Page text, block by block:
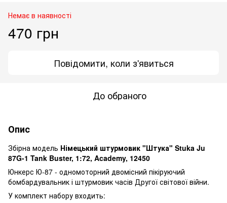
Немає в наявності
470 грн
Повідомити, коли з'явиться
До обраного
Опис
Збірна модель Німецький штурмовик "Штука" Stuka Ju
87G-1 Tank Buster, 1:72, Academy, 12450
Юнкерс Ю-87 - одномоторний двомісний пікіруючий
бомбардувальник і штурмовик часів Другої світової війни.
У комплект набору входить: